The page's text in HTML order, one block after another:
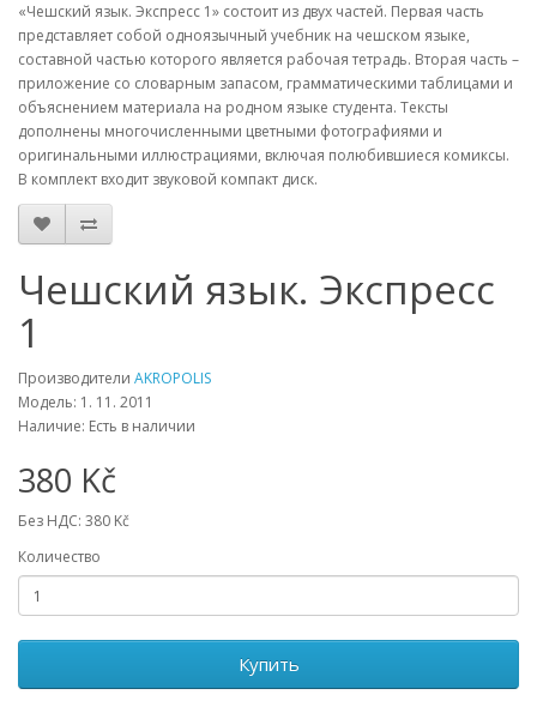
«Чешский язык. Экспресс 1» состоит из двух частей. Первая часть
представляет собой одноязычный учебник на чешском языке,
составной частью которого является рабочая тетрадь. Вторая часть –
приложение со словарным запасом, грамматическими таблицами и
объяснением материала на родном языке студента. Тексты
дополнены многочисленными цветными фотографиями и
оригинальными иллюстрациями, включая полюбившиеся комиксы.
В комплект входит звуковой компакт диск.
Чешский язык. Экспресс
1
Производители AKROPOLIS
Модель: 1. 11. 2011
Наличие: Есть в наличии
380 Kč
Без НДС: 380 Kč
Количество
Купить